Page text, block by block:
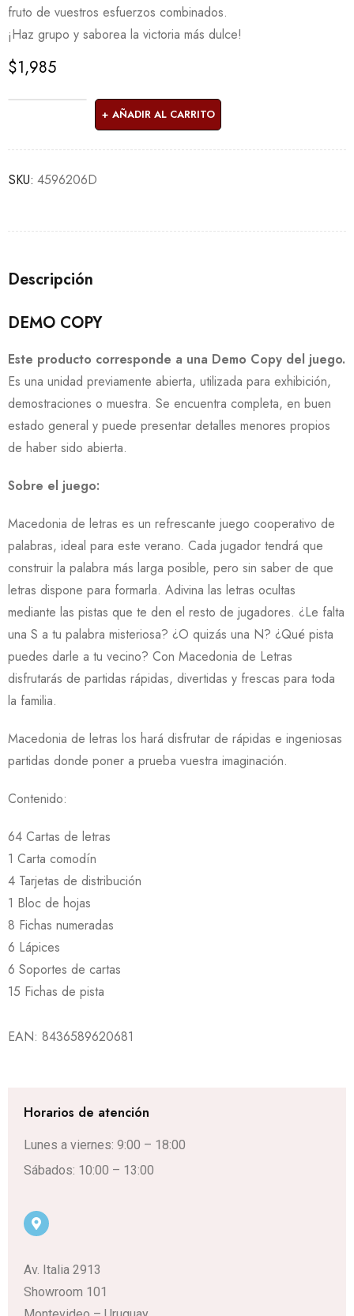
fruto de vuestros esfuerzos combinados.
¡Haz grupo y saborea la victoria más dulce!
$1,985
AÑADIR AL CARRITO
SKU: 4596206D
Descripción
DEMO COPY
Este producto corresponde a una Demo Copy del juego.
Es una unidad previamente abierta, utilizada para exhibición,
demostraciones o muestra. Se encuentra completa, en buen
estado general y puede presentar detalles menores propios
de haber sido abierta.
Sobre el juego:
Macedonia de letras es un refrescante juego cooperativo de
palabras, ideal para este verano. Cada jugador tendrá que
construir la palabra más larga posible, pero sin saber de que
letras dispone para formarla. Adivina las letras ocultas
mediante las pistas que te den el resto de jugadores. ¿Le falta
una S a tu palabra misteriosa? ¿O quizás una N? ¿Qué pista
puedes darle a tu vecino? Con Macedonia de Letras
disfrutarás de partidas rápidas, divertidas y frescas para toda
la familia.
Macedonia de letras los hará disfrutar de rápidas e ingeniosas
partidas donde poner a prueba vuestra imaginación.
Contenido:
64 Cartas de letras
1 Carta comodín
4 Tarjetas de distribución
1 Bloc de hojas
8 Fichas numeradas
6 Lápices
6 Soportes de cartas
15 Fichas de pista
EAN: 8436589620681
Horarios de atención
Lunes a viernes: 9:00 – 18:00
Sábados: 10:00 – 13:00
Av. Italia 2913
Showroom 101